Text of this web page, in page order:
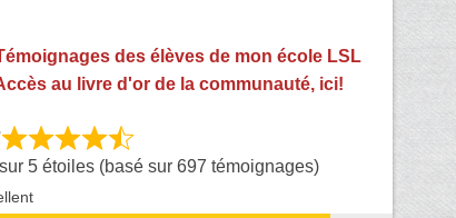
des élèves de mon école LSL
au livre d'or de la communauté, ici!
5 étoiles (basé sur 697 témoignages)